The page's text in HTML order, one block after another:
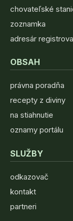
chovateľské
zoznamka
adresár
OBSAH
právna poradňa
recepty z diviny
na stiahnutie
oznamy portálu
SLUŽBY
odkazovač
kontakt
partneri